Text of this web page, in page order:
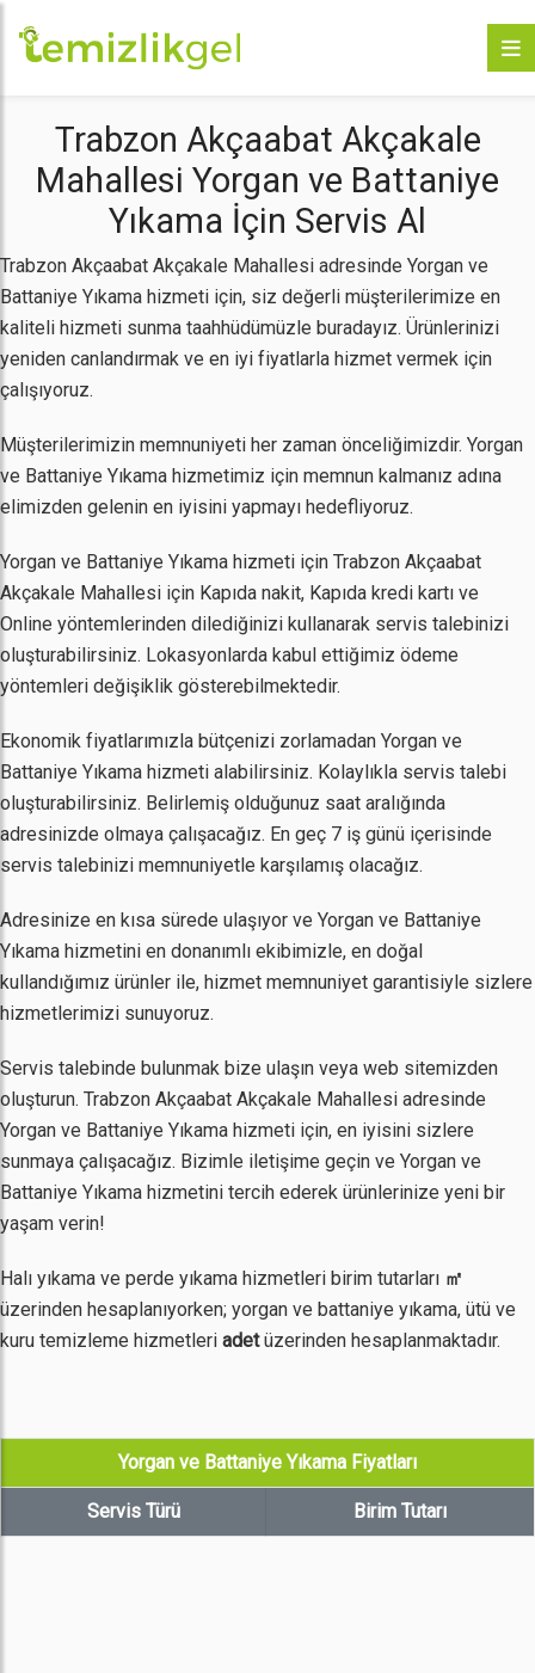
Trabzon Akçaabat Akçakale
Mahallesi Yorgan ve Battaniye
Yıkama İçin Servis Al
Trabzon Akçaabat Akçakale Mahallesi adresinde Yorgan ve
Battaniye Yıkama hizmeti için, siz değerli müşterilerimize en
kaliteli hizmeti sunma taahhüdümüzle buradayız. Ürünlerinizi
yeniden canlandırmak ve en iyi fiyatlarla hizmet vermek için
çalışıyoruz.
Müşterilerimizin memnuniyeti her zaman önceliğimizdir. Yorgan
ve Battaniye Yıkama hizmetimiz için memnun kalmanız adına
elimizden gelenin en iyisini yapmayı hedefliyoruz.
Yorgan ve Battaniye Yıkama hizmeti için Trabzon Akçaabat
Akçakale Mahallesi için Kapıda nakit, Kapıda kredi kartı ve
Online yöntemlerinden dilediğinizi kullanarak servis talebinizi
oluşturabilirsiniz. Lokasyonlarda kabul ettiğimiz ödeme
yöntemleri değişiklik gösterebilmektedir.
Ekonomik fiyatlarımızla bütçenizi zorlamadan Yorgan ve
Battaniye Yıkama hizmeti alabilirsiniz. Kolaylıkla servis talebi
oluşturabilirsiniz. Belirlemiş olduğunuz saat aralığında
adresinizde olmaya çalışacağız. En geç 7 iş günü içerisinde
servis talebinizi memnuniyetle karşılamış olacağız.
Adresinize en kısa sürede ulaşıyor ve Yorgan ve Battaniye
Yıkama hizmetini en donanımlı ekibimizle, en doğal
kullandığımız ürünler ile, hizmet memnuniyet garantisiyle sizlere
hizmetlerimizi sunuyoruz.
Servis talebinde bulunmak bize ulaşın veya web sitemizden
oluşturun. Trabzon Akçaabat Akçakale Mahallesi adresinde
Yorgan ve Battaniye Yıkama hizmeti için, en iyisini sizlere
sunmaya çalışacağız. Bizimle iletişime geçin ve Yorgan ve
Battaniye Yıkama hizmetini tercih ederek ürünlerinize yeni bir
yaşam verin!
Halı yıkama ve perde yıkama hizmetleri birim tutarları ㎡
üzerinden hesaplanıyorken; yorgan ve battaniye yıkama, ütü ve
kuru temizleme hizmetleri adetüzerinden hesaplanmaktadır.
Yorgan ve Battaniye Yıkama Fiyatları
Servis Türü Birim Tutarı